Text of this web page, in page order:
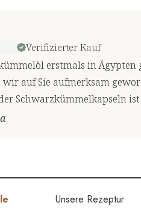
Verifizierter Kauf
erstmals in
wir auf Sie aufmerksam
Schwarzkümmelkapseln
Unsere Rezeptur